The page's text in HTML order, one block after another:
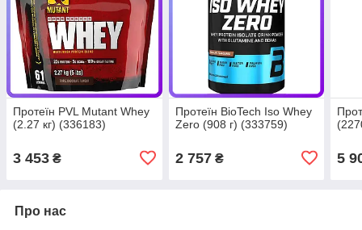
Протеїн PVL Mutant Whey
(2.27 кг) (336183)
3 453 ₴
Протеїн BioTech Iso Whey
Zero (908 г) (333759)
2 757₴ 5
Про нас